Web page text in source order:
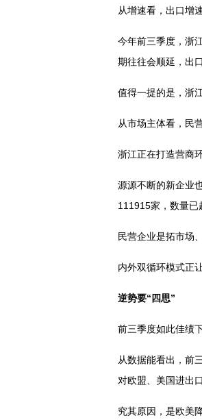
从增速看，出口增
今年前三季度，浙
期往往会顺延，出
值得一提的是，浙
从市场主体看，民
浙江正在打造营商
源源不断的新企业
111915家，数量已
民营企业是拓市场
内外双循环模式正
逆势要“四思”
前三季度如此佳绩
从数据能看出，前
对欧盟、美国进出
究其原因，是欧美